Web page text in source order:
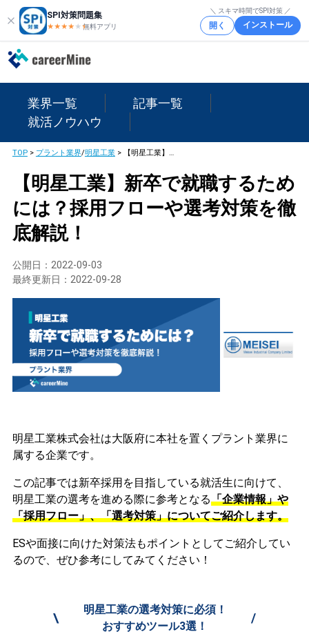
SPI対策問題集
★★★★ ★★
無料アプリ
＼ スキマ時間でSPI対策 ／
開く インストール
業界一覧
記事一覧
就活ノウハウ
TOP> プラント業界/明星工業> 【明星工業】新卒で就職するためには？採用フローや選考対策を徹底解説！
【明星工業】新卒で就職するため
には？採用フローや選考対策を徹
底解説！
公開日： 2022-09-03
最終更新日： 2022-09-28
明星工業株式会社は大阪府に本社を置くプラント業界に
属する企業です。
この記事では新卒採用を目指している就活生に向けて、
明星工業の選考を進める際に参考となる「企業情報」や
「採用フロー」、「選考対策」についてご紹介します。
ESや面接に向けた対策法もポイントとしてご紹介してい
るので、ぜひ参考にしてみてください！
\
明星工業の選考対策に必須！
おすすめツール3選！
/